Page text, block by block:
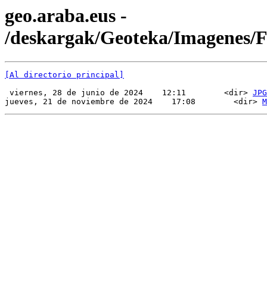
geo.araba.eus -
/deskargak/Geoteka/Imagenes/
[Al directorio principal]
viernes, 28 de junio de 2024    12:11        <dir> JPG
jueves, 21 de noviembre de 2024    17:08        <dir>